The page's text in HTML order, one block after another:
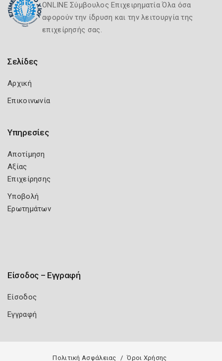
ONLINE Σύμβουλος Επιχειρηματία Όλα όσα
αφορούν την ίδρυση και την λειτουργία της
επιχείρησής σας.
Σελίδες
Αρχική
Επικοινωνία
Υπηρεσίες
Αποτίμηση
Αξίας
Επιχείρησης
Υποβολή
Ερωτημάτων
Είσοδος – Εγγραφή
Είσοδος
Εγγραφή
Πολιτική Ασφάλειας Όροι Χρήσης